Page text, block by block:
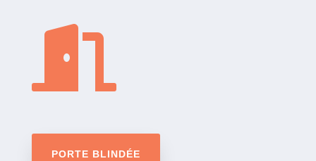

PORTE BLINDÉE